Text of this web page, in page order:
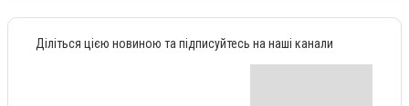
Діліться цією новиною та підписуйтесь на наші канали